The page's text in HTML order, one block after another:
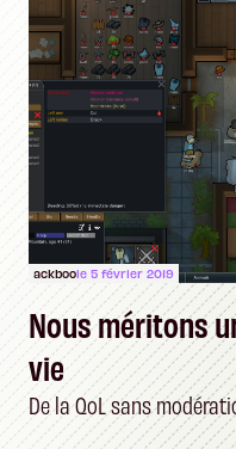
ackboole 5 février 2019
Nous méritons
vie
De la QoL sans